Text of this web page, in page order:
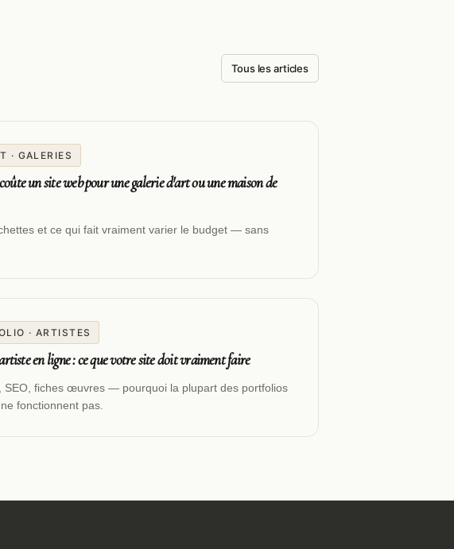
Tous les articles
· GALERIES
un site web pour une galerie d'art ou une maison de
et ce qui fait vraiment varier le budget — sans
· ARTISTES
en ligne : ce que votre site doit vraiment faire
SEO, fiches œuvres — pourquoi la plupart des portfolios
fonctionnent pas.